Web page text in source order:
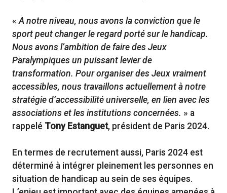
« A notre niveau, nous avons la conviction que le
sport peut changer le regard porté sur le handicap.
Nous avons l’ambition de faire des Jeux
Paralympiques un puissant levier de
transformation. Pour organiser des Jeux vraiment
accessibles, nous travaillons actuellement à notre
stratégie d’accessibilité universelle, en lien avec les
associations et les institutions concernées. » a
rappelé Tony Estanguet, président de Paris 2024.
En termes de recrutement aussi, Paris 2024 est
déterminé à intégrer pleinement les personnes en
situation de handicap au sein de ses équipes.